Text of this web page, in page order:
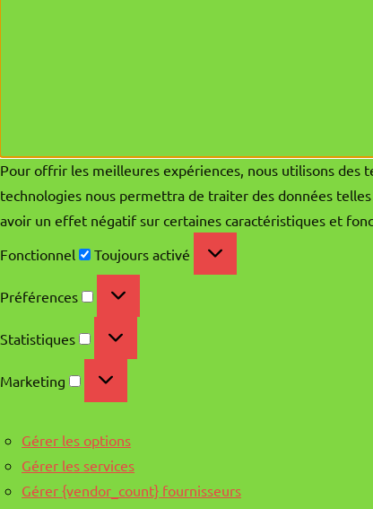
Pour offrir les meilleures expériences, nous utilisons des
technologies nous permettra de traiter des données
avoir un effet négatif sur certaines caractéristiques et
Fonctionnel
Toujours activé
Préférences
Préférences
Statistiques
Statistiques
Marketing
Marketing
Gérer les options
Gérer les services
Gérer {vendor_count} fournisseurs